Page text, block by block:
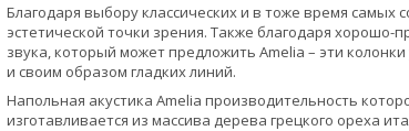
Благодаря выбору классических и в тоже время самых
эстетической точки зрения. Также благодаря хорошо-
звука, который может предложить Amelia – эти
и своим образом гладких линий.
Напольная акустика Amelia производительность
изготавливается из массива дерева грецкого ореха